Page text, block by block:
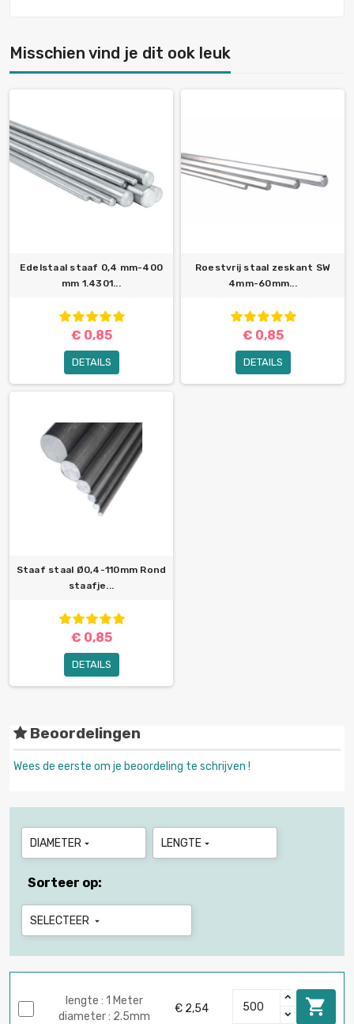
Misschien vind je dit ook leuk
Edelstaal staaf 0,4 mm-400
mm 1.4301...
€ 0,85
DETAILS
Roestvrij staal zeskant SW
4mm-60mm...
€ 0,85
DETAILS
Staaf staal Ø0,4-110mm Rond
staafje...
€ 0,85
DETAILS
Beoordelingen
Wees de eerste om je beoordeling te schrijven !
DIAMETER  LENGTE 
Sorteer op:
SELECTEER 
lengte : 1 Meter
diameter : 2.5mm
€ 2,54 